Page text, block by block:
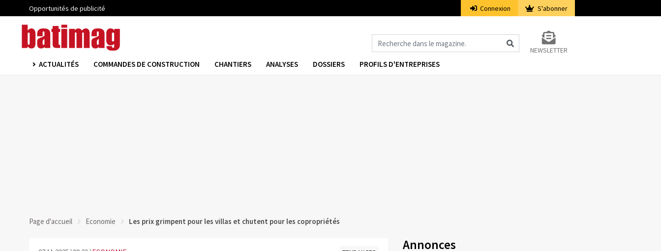
Opportunités de publicité Connexion S'abonner
NEWSLETTER
ACTUALITÉS COMMANDES DE CONSTRUCTION CHANTIERS ANALYSES DOSSIERS PROFILS D'ENTREPRISES
Page d'accueil Economie Les prix grimpent pour les villas et chutent pour les copropriétés
Annonces